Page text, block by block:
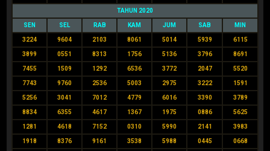
TAHUN 2020
SEN SEL RAB KAM JUM SAB MIN
3224 9604 2103 8061 5014 5939 6115
3899 0551 8313 1756 5136 3796 8691
7455 1509 1292 6536 3772 2047 5520
7743 9760 2536 5003 2975 3222 1591
5256 3041 7012 4779 6016 3390 3789
8834 6355 4617 1367 1975 0886 5625
1281 4618 7152 0310 5990 2141 3983
1918 8376 9161 3538 5988 0445 0668